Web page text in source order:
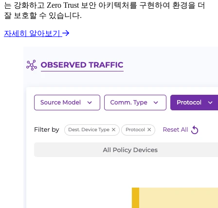
는 강화하고 Zero Trust 보안 아키텍처를 구현하여 환경을 더
잘 보호할 수 있습니다.
자세히 알아보기